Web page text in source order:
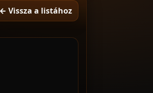
← Vissza a listához